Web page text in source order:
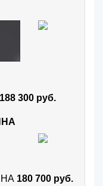
188 300 руб.
180 700 руб.